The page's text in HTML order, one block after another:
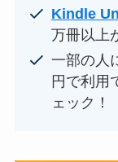
Kindle
万冊以上
一部の人
円で利用
ェック！